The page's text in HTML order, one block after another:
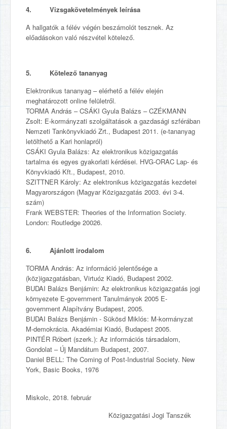
4. Vizsgakövetelmények leírása
A hallgatók a félév végén beszámolót tesznek. Az
előadásokon való részvétel kötelező.
5. Kötelező tananyag
Elektronikus tananyag – elérhető a félév elején
meghatározott online felületről.
TORMA András – CSÁKI Gyula Balázs – CZÉKMANN
Zsolt: E-kormányzati szolgáltatások a gazdasági szférában
Nemzeti Tankönyvkiadó Zrt., Budapest 2011. (e-tananyag
letölthető a Kari honlapról)
CSÁKI Gyula Balázs: Az elektronikus közigazgatás
tartalma és egyes gyakorlati kérdései. HVG-ORAC Lap- és
Könyvkiadó Kft., Budapest, 2010.
SZITTNER Károly: Az elektronikus közigazgatás kezdetei
Magyarországon (Magyar Közigazgatás 2003. évi 3-4.
szám)
Frank WEBSTER: Theories of the Information Society.
London: Routledge 20026.
6. Ajánlott irodalom
TORMA András: Az információ jelentősége a
(köz)igazgatásban, Virtuóz Kiadó, Budapest 2002.
BUDAI Balázs Benjámin: Az elektronikus közigazgatás jogi
környezete E-government Tanulmányok 2005 E-
government Alapítvány Budapest, 2005.
BUDAI Balázs Benjámin - Sükösd Miklós: M-kormányzat
M-demokrácia. Akadémiai Kiadó, Budapest 2005.
PINTÉR Róbert (szerk.): Az információs társadalom,
Gondolat – Új Mandátum Budapest, 2007.
Daniel BELL: The Coming of Post-Industrial Society. New
York, Basic Books, 1976
Miskolc, 2018. február
Közigazgatási Jogi Tanszék